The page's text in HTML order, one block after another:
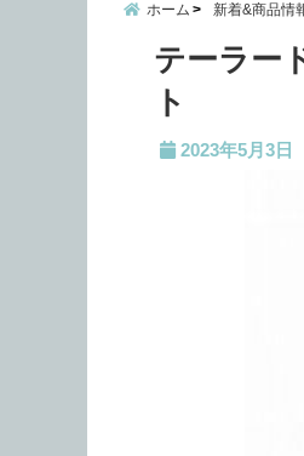
ホーム 新着&商品情
テーラー
ト
2023年5月3日